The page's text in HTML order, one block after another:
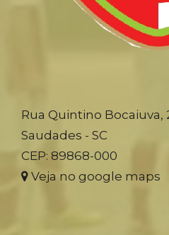
Rua Quintino Bocaiuva,
Saudades - SC
CEP: 89868-000
Veja no google maps